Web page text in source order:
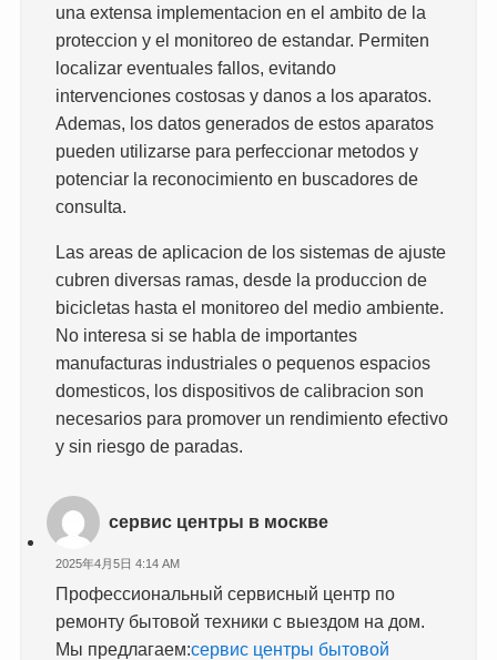
una extensa implementacion en el ambito de la
proteccion y el monitoreo de estandar. Permiten
localizar eventuales fallos, evitando
intervenciones costosas y danos a los aparatos.
Ademas, los datos generados de estos aparatos
pueden utilizarse para perfeccionar metodos y
potenciar la reconocimiento en buscadores de
consulta.
Las areas de aplicacion de los sistemas de ajuste
cubren diversas ramas, desde la produccion de
bicicletas hasta el monitoreo del medio ambiente.
No interesa si se habla de importantes
manufacturas industriales o pequenos espacios
domesticos, los dispositivos de calibracion son
necesarios para promover un rendimiento efectivo
y sin riesgo de paradas.
сервис центры в москве
2025年4月5日 4:14 AM
Профессиональный сервисный центр по
ремонту бытовой техники с выездом на дом.
Мы предлагаем:сервис центры бытовой